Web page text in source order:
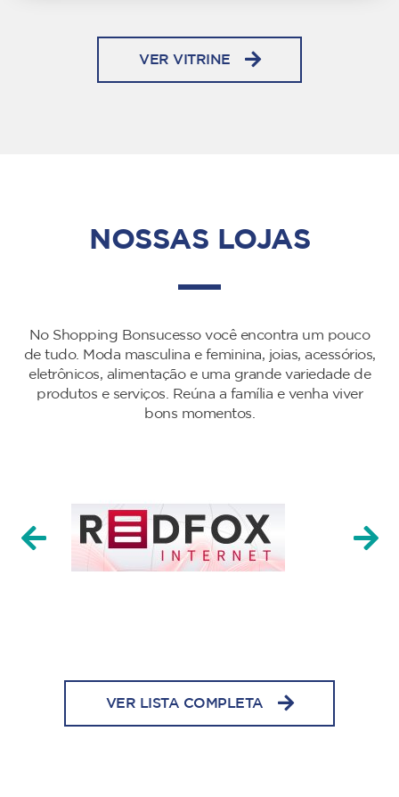
VER VITRINE
NOSSAS LOJAS
No Shopping Bonsucesso você encontra um pouco
de tudo. Moda masculina e feminina, joias, acessórios,
eletrônicos, alimentação e uma grande variedade de
produtos e serviços. Reúna a família e venha viver
bons momentos.
VER LISTA COMPLETA